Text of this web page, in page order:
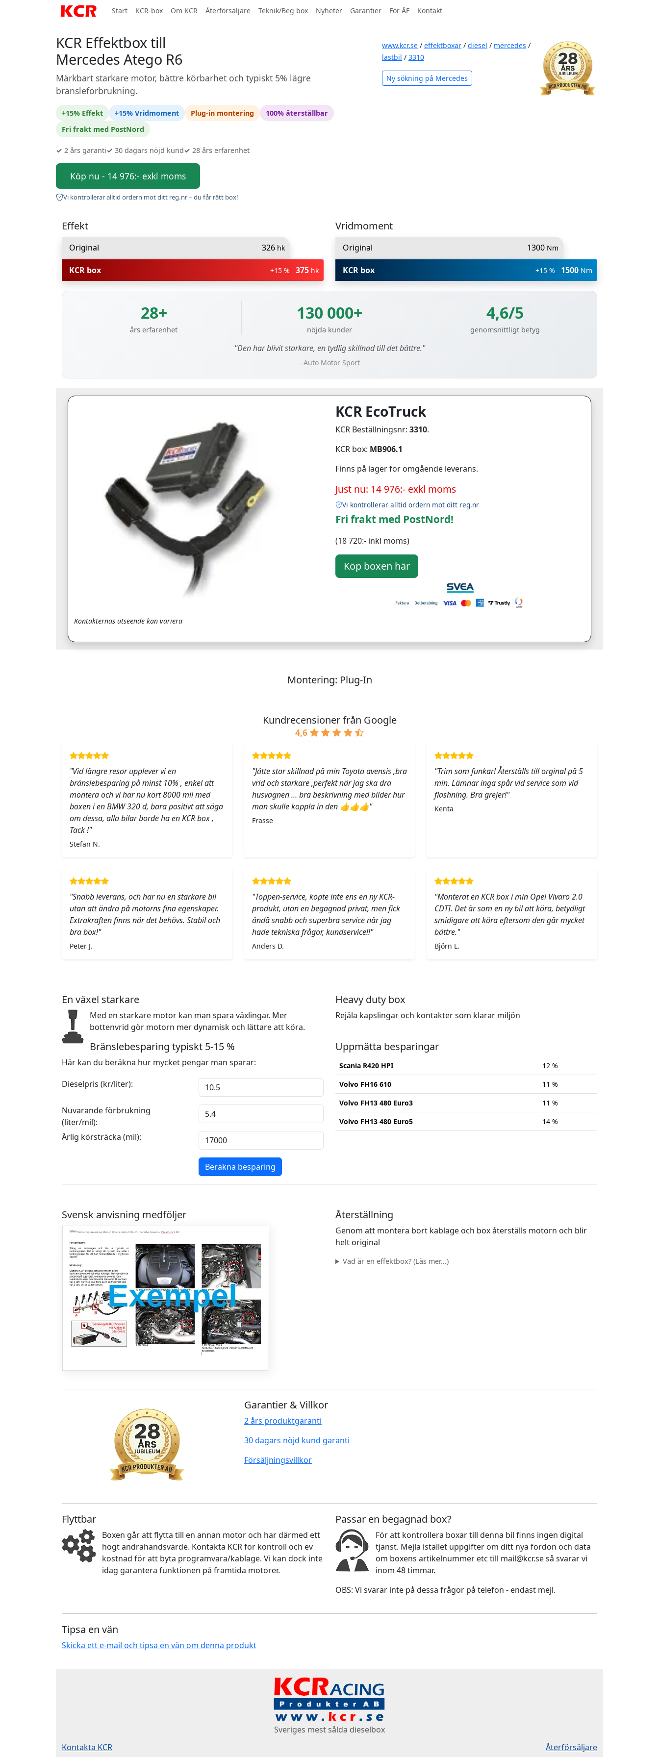
Start KCR-box Om KCR Återförsäljare Teknik/Beg box Nyheter Garantier För ÅF Kontakt
KCR Effektbox till
Mercedes Atego R6
Märkbart starkare motor, bättre körbarhet och typiskt 5% lägre
bränsleförbrukning.
+15% Effekt +15% Vridmoment Plug-in montering
100% återställbar
Fri frakt med PostNord
✓ 2 års garanti✓ 30 dagars nöjd kund✓ 28 års erfarenhet
Köp nu - 14 976:- exkl moms
Vi kontrollerar alltid ordern mot ditt reg.nr – du får rätt box!
www.kcr.se / effektboxar / diesel / mercedes /
lastbil / 3310
Ny sökning på Mercedes
Effekt
Original 326 hk
KCR box +15 % 375 hk
Vridmoment
Original 1300 Nm
KCR box +15 % 1500 Nm
28+
års erfarenhet
130 000+
nöjda kunder
4,6/5
genomsnittligt betyg
"Den har blivit starkare, en tydlig skillnad till det bättre."
- Auto Motor Sport
Kontakternas utseende kan variera
KCR EcoTruck
KCR Beställningsnr: 3310.
KCR box: MB906.1
Finns på lager för omgående leverans.
Just nu: 14 976:- exkl moms
Vi kontrollerar alltid ordern mot ditt reg.nr
Fri frakt med PostNord!
(18 720:- inkl moms)
Montering: Plug-In
Kundrecensioner från Google
4,6
"Vid längre resor upplever vi en
bränslebesparing på minst 10% , enkel att
montera och vi har nu kört 8000 mil med
boxen i en BMW 320 d, bara positivt att säga
om dessa, alla bilar borde ha en KCR box ,
Tack !"
Stefan N.
"Jätte stor skillnad på min Toyota avensis ,bra
vrid och starkare ,perfekt när jag ska dra
husvagnen … bra beskrivning med bilder hur
man skulle koppla in den 👍👍👍"
Frasse
"Trim som funkar! Återställs till orginal på 5
min. Lämnar inga spår vid service som vid
flashning. Bra grejer!"
Kenta
"Snabb leverans, och har nu en starkare bil
utan att ändra på motorns fina egenskaper.
Extrakraften finns när det behövs. Stabil och
bra box!"
Peter J.
"Toppen-service, köpte inte ens en ny KCR-
produkt, utan en begagnad privat, men fick
ändå snabb och superbra service när jag
hade tekniska frågor, kundservice!!"
Anders D.
"Monterat en KCR box i min Opel Vivaro 2.0
CDTI. Det är som en ny bil att köra, betydligt
smidigare att köra eftersom den går mycket
bättre."
Björn L.
En växel starkare
Med en starkare motor kan man spara växlingar. Mer
bottenvrid gör motorn mer dynamisk och lättare att köra.
Bränslebesparing typiskt 5-15 %
Här kan du beräkna hur mycket pengar man sparar:
Dieselpris (kr/liter):
Nuvarande förbrukning
(liter/mil):
Årlig körsträcka (mil):
Beräkna besparing
Heavy duty box
Rejäla kapslingar och kontakter som klarar miljön
Uppmätta besparingar
Scania R420 HPI
12 %
Volvo FH16 610
11 %
Volvo FH13 480 Euro3
11 %
Volvo FH13 480 Euro5
14 %
Svensk anvisning medföljer Återställning
Genom att montera bort kablage och box återställs motorn och blir
helt original
Vad är en effektbox? (Läs mer...)
Garantier & Villkor
2 års produktgaranti
30 dagars nöjd kund garanti
Försäljningsvillkor
Flyttbar
Boxen går att flytta till en annan motor och har därmed ett
högt andrahandsvärde. Kontakta KCR för kontroll och ev
kostnad för att byta programvara/kablage. Vi kan dock inte
idag garantera funktionen på framtida motorer.
Passar en begagnad box?
För att kontrollera boxar till denna bil finns ingen digital
tjänst. Mejla istället uppgifter om ditt nya fordon och data
om boxens artikelnummer etc till mail@kcr.se så svarar vi
inom 48 timmar.
OBS: Vi svarar inte på dessa frågor på telefon - endast mejl.
Tipsa en vän
Skicka ett e-mail och tipsa en vän om denna produkt
Sveriges mest sålda dieselbox
Kontakta KCR
Återförsäljare